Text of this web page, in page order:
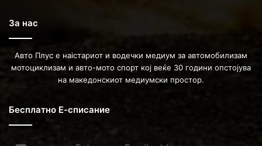
За нас
Авто Плус е наістариот и водечки медиум за автомобилизам
мотоциклизам и авто-мото спорт кој веќе 30 години опстојува
на македонскиот медиумски простор.
Бесплатно Е-списание